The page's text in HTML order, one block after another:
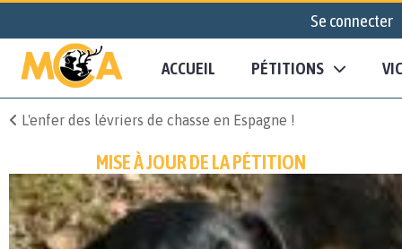
Se connecter
ACCUEIL PÉTITIONS
L'enfer des lévriers de chasse en Espagne !
MISE À JOUR DE LA PÉTITION